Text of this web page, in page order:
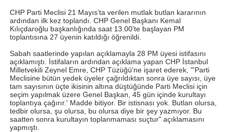
CHP Parti Meclisi 21 Mayıs’ta verilen mutlak butlan kararının
ardından ilk kez toplandı. CHP Genel Başkanı Kemal
Kılıçdaroğlu başkanlığında saat 13.00’te başlayan PM
toplantısına 27 üyenin katıldığı öğrenildi.
Sabah saatlerinde yapılan açıklamayla 28 PM üyesi istifasını
açıklamıştı. İstifaların ardından açıklama yapan CHP İstanbul
Milletvekili Zeynel Emre, CHP Tüzüğü'ne işaret ederek, "'Parti
Meclisine bütün yedek üyeler çağrıldıktan sonra üye sayısı, üye
tam sayısının üçte ikisinin altına düştüğünde Parti Meclisi için
seçim yapılmak üzere Genel Başkan, 45 gün içinde kurultayı
toplantıya çağırır.' Madde bitiyor. Bir istisnası yok. Butlan olursa,
tedbir olursa, şu olursa, bu olursa diye bir şey yazmıyor. Bu
saatten sonra kurultayın toplanmaması suçtur" açıklamasını
yapmıştı.